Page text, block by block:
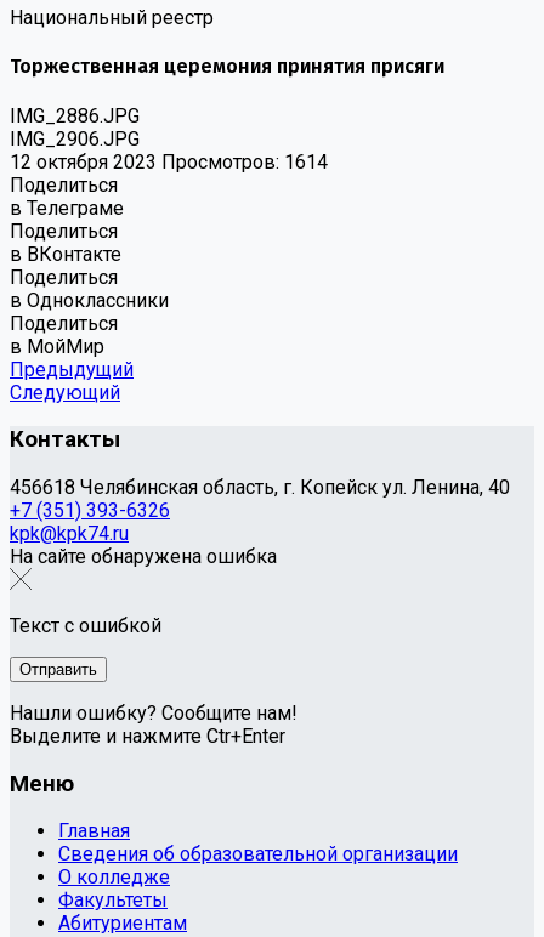
Национальный реестр
Торжественная церемония принятия присяги
IMG_2886.JPG
IMG_2906.JPG
12 октября 2023 Просмотров: 1614
Поделиться
в Телеграме
Поделиться
в ВКонтакте
Поделиться
в Одноклассники
Поделиться
в МойМир
Предыдущий
Следующий
Контакты
456618 Челябинская область, г. Копейск ул. Ленина, 40
+7 (351) 393-6326
kpk@kpk74.ru
На сайте обнаружена ошибка
Текст с ошибкой
Нашли ошибку? Сообщите нам!
Выделите и нажмите Ctr+Enter
Меню
Главная
Сведения об образовательной организации
О колледже
Факультеты
Абитуриентам